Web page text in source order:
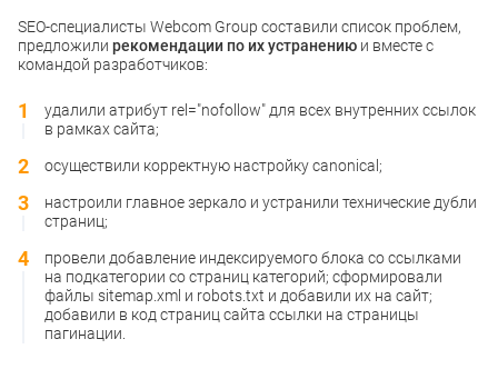
SEO-специалисты Webcom Group составили список проблем,
предложили рекомендации по их устранению и вместе с
командой разработчиков:
удалили атрибут rel="nofollow" для всех внутренних ссылок
в рамках сайта;
осуществили корректную настройку canonical;
настроили главное зеркало и устранили технические дубли
страниц;
провели добавление индексируемого блока со ссылками
на подкатегории со страниц категорий; сформировали
файлы sitemap.xml и robots.txt и добавили их на сайт;
добавили в код страниц сайта ссылки на страницы
пагинации.